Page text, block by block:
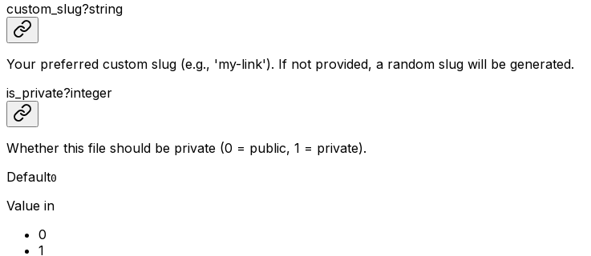
custom_slug?string
Your preferred custom slug (e.g., 'my-link'). If not provided, a random slug will be generated.
is_private?integer
Whether this file should be private (0 = public, 1 = private).
Default0
Value in
0
1